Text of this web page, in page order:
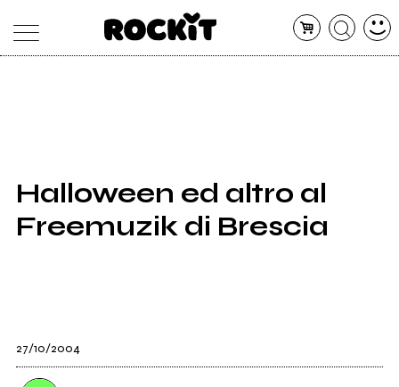
SHOP
RADIO
Halloween ed altro al
Freemuzik di Brescia
27/10/2004